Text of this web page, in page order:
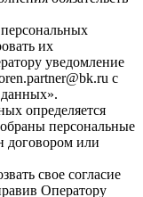
их
уведомление
с
определяется
персональные
договором или
свое согласие
Оператору